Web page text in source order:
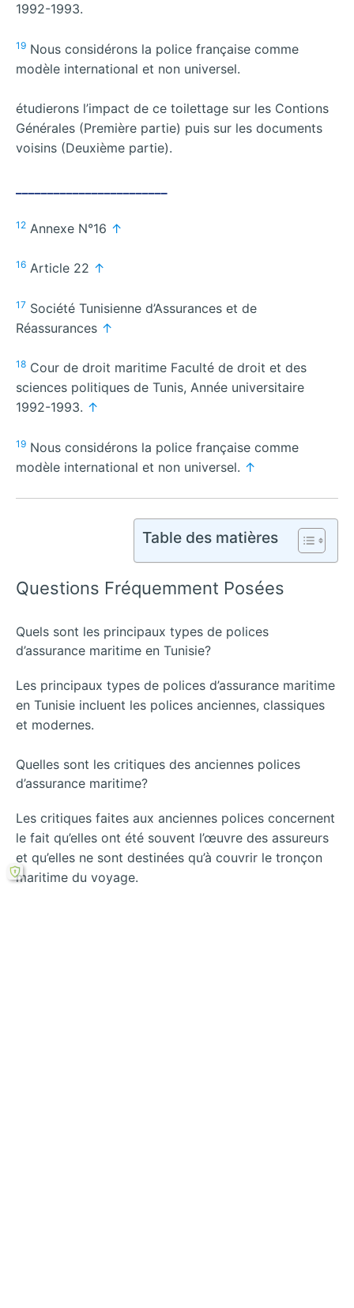
1992-1993.
19 Nous considérons la police française comme
modèle international et non universel.
étudierons l’impact de ce toilettage sur les Contions
Générales (Première partie) puis sur les documents
voisins (Deuxième partie).
12 Annexe N°16 ↑
16 Article 22 ↑
17 Société Tunisienne d’Assurances et de
Réassurances ↑
18 Cour de droit maritime Faculté de droit et des
sciences politiques de Tunis, Année universitaire
1992-1993. ↑
19 Nous considérons la police française comme
modèle international et non universel. ↑
Table des matières
Questions Fréquemment Posées
Quels sont les principaux types de polices
d’assurance maritime en Tunisie?
Les principaux types de polices d’assurance maritime
en Tunisie incluent les polices anciennes, classiques
et modernes.
Quelles sont les critiques des anciennes polices
d’assurance maritime?
Les critiques faites aux anciennes polices concernent
le fait qu’elles ont été souvent l’œuvre des assureurs
et qu’elles ne sont destinées qu’à couvrir le tronçon
maritime du voyage.